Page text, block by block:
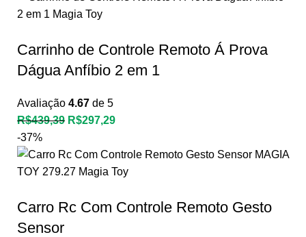
Carrinho de Controle Remoto Á Prova
Dágua Anfíbio 2 em 1
Avaliação 4.67 de 5
R$439,39 R$297,29
-37%
Carro Rc Com Controle Remoto Gesto
Sensor